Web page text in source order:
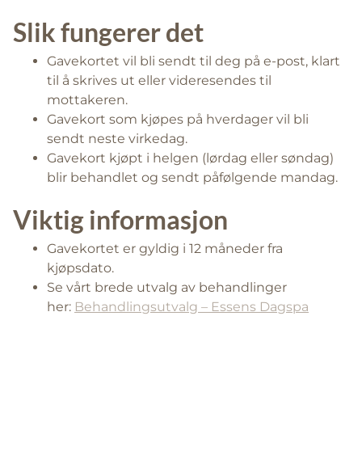
Slik fungerer det
Gavekortet vil bli sendt til deg på e-post, klart
til å skrives ut eller videresendes til
mottakeren.
Gavekort som kjøpes på hverdager vil bli
sendt neste virkedag.
Gavekort kjøpt i helgen (lørdag eller søndag)
blir behandlet og sendt påfølgende mandag.
Viktig informasjon
Gavekortet er gyldig i 12 måneder fra
kjøpsdato.
Se vårt brede utvalg av behandlinger
her: Behandlingsutvalg – Essens Dagspa